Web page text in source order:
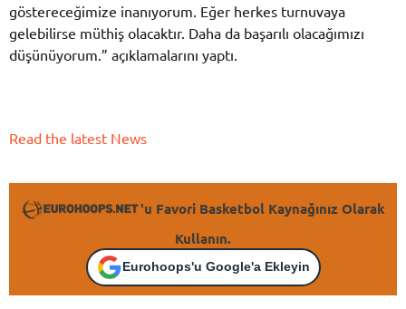
göstereceğimize inanıyorum. Eğer herkes turnuvaya
gelebilirse müthiş olacaktır. Daha da başarılı olacağımızı
düşünüyorum.” açıklamalarını yaptı.
Read the latest News
'u Favori Basketbol Kaynağınız Olarak
Kullanın.
Eurohoops'u Google'a Ekleyin